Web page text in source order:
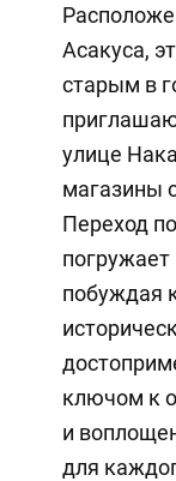
Асакуса,
старым в
улице
магазины
Переход
побуждая
ключом к
и
для